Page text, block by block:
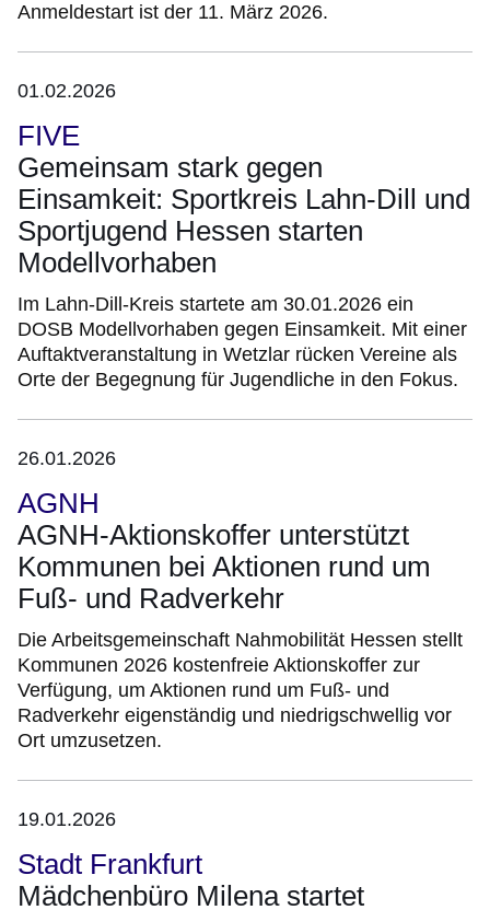
Anmeldestart ist der 11. März 2026.
01.02.2026
FIVE
Gemeinsam stark gegen
Einsamkeit: Sportkreis Lahn-Dill und
Sportjugend Hessen starten
Modellvorhaben
Im Lahn-Dill-Kreis startete am 30.01.2026 ein
DOSB Modellvorhaben gegen Einsamkeit. Mit einer
Auftaktveranstaltung in Wetzlar rücken Vereine als
Orte der Begegnung für Jugendliche in den Fokus.
26.01.2026
AGNH
AGNH-Aktionskoffer unterstützt
Kommunen bei Aktionen rund um
Fuß- und Radverkehr
Die Arbeitsgemeinschaft Nahmobilität Hessen stellt
Kommunen 2026 kostenfreie Aktionskoffer zur
Verfügung, um Aktionen rund um Fuß- und
Radverkehr eigenständig und niedrigschwellig vor
Ort umzusetzen.
19.01.2026
Stadt Frankfurt
Mädchenbüro Milena startet